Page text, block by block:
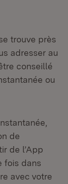
trouve près
adresser au
conseillé
ou
de
neuem
de l’App
fois dans
avec votre